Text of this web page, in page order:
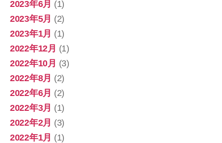
2023年6月 (1)
2023年5月 (2)
2023年1月 (1)
2022年12月 (1)
2022年10月 (3)
2022年8月 (2)
2022年6月 (2)
2022年3月 (1)
2022年2月 (3)
2022年1月 (1)